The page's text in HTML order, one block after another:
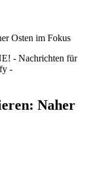
Osten im Fokus
- Nachrichten für
-
Naher